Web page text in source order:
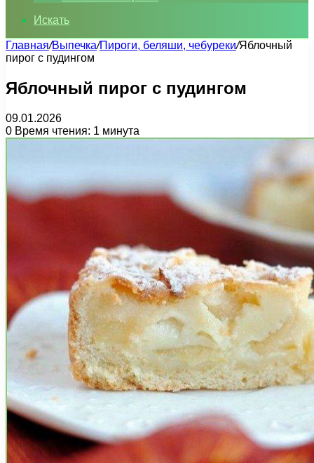
Искать
Главная/Выпечка/Пироги, беляши, чебуреки/Яблочный
пирог с пудингом
Яблочный пирог с пудингом
09.01.2026
0 Время чтения: 1 минута